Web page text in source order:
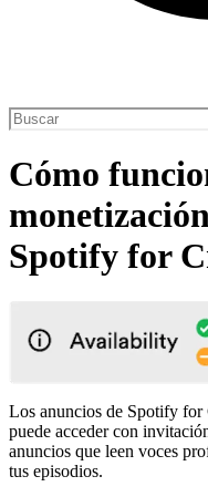
Cómo
Spotify for
Los anuncios de Spotify for
puede acceder con
anuncios que leen voces
tus episodios.